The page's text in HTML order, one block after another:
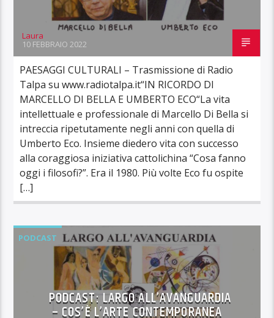
Laura
10 FEBBRAIO 2022
PAESAGGI CULTURALI – Trasmissione di Radio
Talpa su www.radiotalpa.it“IN RICORDO DI
MARCELLO DI BELLA E UMBERTO ECO“La vita
intellettuale e professionale di Marcello Di Bella si
intreccia ripetutamente negli anni con quella di
Umberto Eco. Insieme diedero vita con successo
alla coraggiosa iniziativa cattolichina “Cosa fanno
oggi i filosofi?”. Era il 1980. Più volte Eco fu ospite
[…]
PODCAST
PODCAST: LARGO ALL’AVANGUARDIA
– COS’È L’ARTE CONTEMPORANEA